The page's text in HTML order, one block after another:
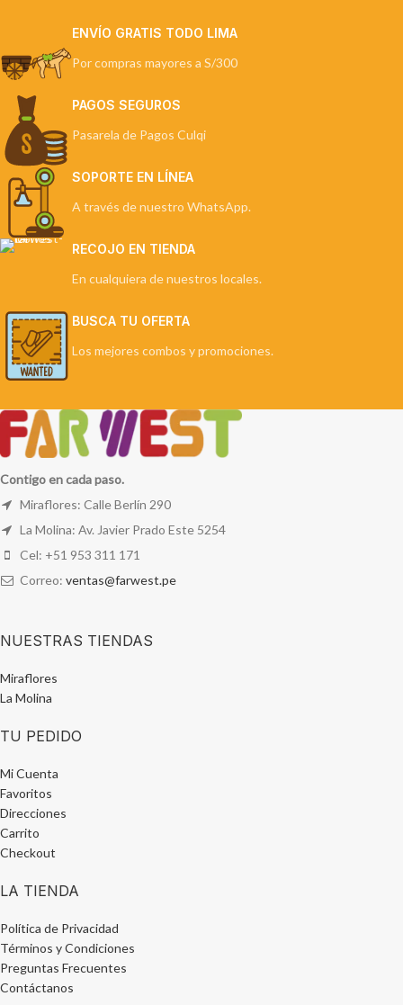
ENVÍO GRATIS TODO LIMA
Por compras mayores a S/300
PAGOS SEGUROS
Pasarela de Pagos Culqi
SOPORTE EN LÍNEA
A través de nuestro WhatsApp.
RECOJO EN TIENDA
En cualquiera de nuestros locales.
BUSCA TU OFERTA
Los mejores combos y promociones.
Contigo en cada paso.
Miraflores: Calle Berlín 290
La Molina: Av. Javier Prado Este 5254
Cel: +51 953 311 171
Correo: ventas@farwest.pe
NUESTRAS TIENDAS
Miraflores
La Molina
TU PEDIDO
Mi Cuenta
Favoritos
Direcciones
Carrito
Checkout
LA TIENDA
Política de Privacidad
Términos y Condiciones
Preguntas Frecuentes
Contáctanos